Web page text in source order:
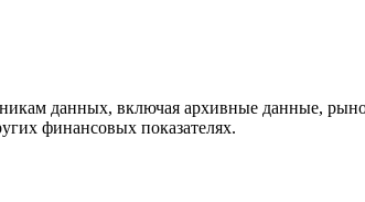
данных, включая архивные данные,
финансовых показателях.